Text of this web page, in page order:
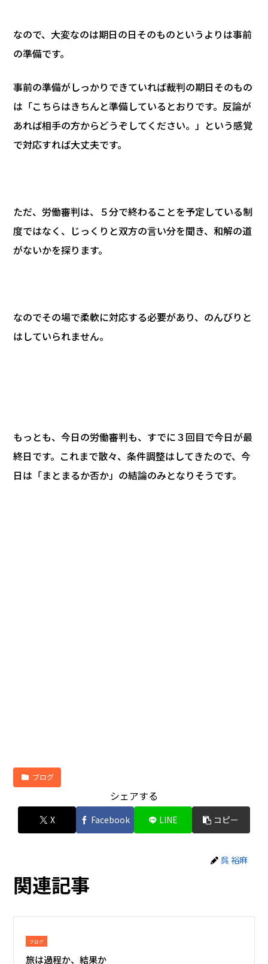
なので、大変なのは期日の日そのものというよりは事前
の準備です。
事前の準備がしっかりできていれば裁判の期日そのもの
は「こちらはきちんと準備しているとおりです。反論が
あれば相手の方からどうぞしてください。」という感覚
で対応すれば大丈夫です。
ただ、労働審判は、５分で終わることを予定している制
度ではなく、じっくりと双方の言い分を聞き、和解の道
がないかを探ります。
なのでその場で柔軟に対応する必要があり、のんびりと
はしていられません。
もっとも、今日の労働審判も、すでに３回目で今日が最
終日です。これまで散々、条件調整はしてきたので、今
日は「まとまるか否か」の結論のみとなりそうです。
ブログ
シェアする
X Facebook LINE コピー
呉 裕麻
関連記事
ブログ
旅は過程か、結果か